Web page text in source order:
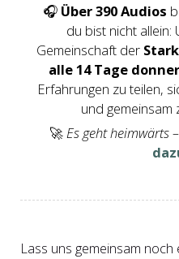
🎧 Über 390 Audios
du bist nicht allein:
Gemeinschaft der
alle 14 Tage
Erfahrungen zu teilen,
und gemeinsam
🚀 Es geht heimwärts
Lass uns gemeinsam